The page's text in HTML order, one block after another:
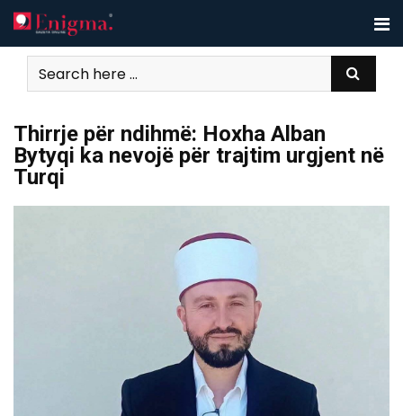
Skip
to
content
Thirrje për ndihmë: Hoxha Alban
Bytyqi ka nevojë për trajtim urgjent në
Turqi